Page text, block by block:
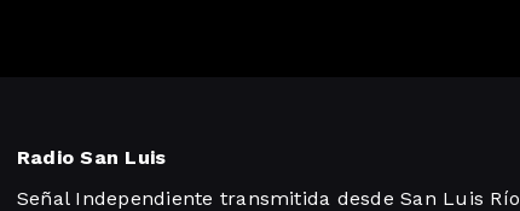
Radio San Luis
Señal Independiente transmitida desde San Luis Río